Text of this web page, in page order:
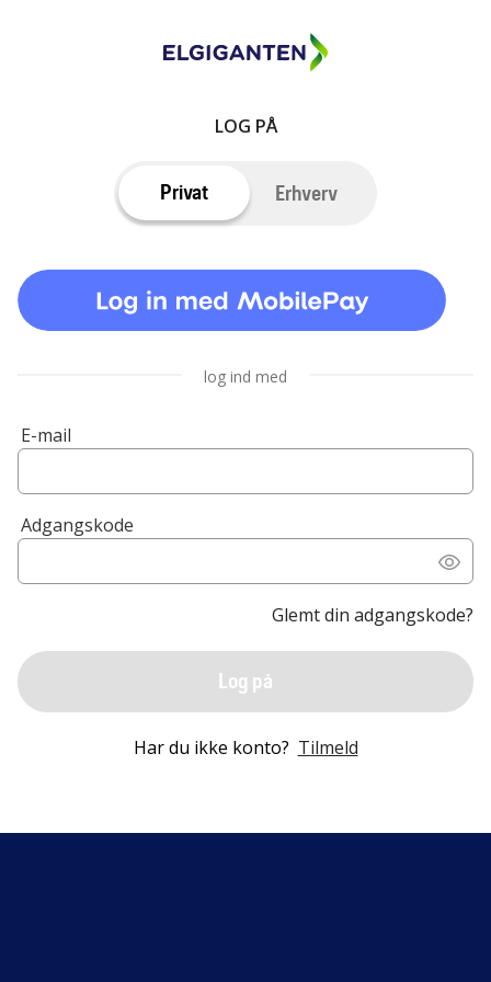
LOG PÅ
Privat Erhverv
log ind med
E-mail
Adgangskode
Glemt din adgangskode?
Log på
Har du ikke konto? Tilmeld